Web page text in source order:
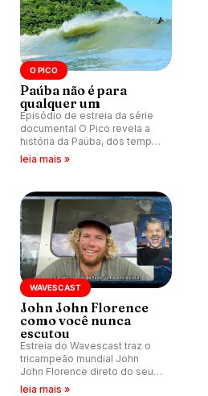
O PICO
Paúba não é para
qualquer um
Episódio de estreia da série
documental O Pico revela a
história da Paúba, dos tempos
de segredo e nomes falsos
sempre a vida de Taiu Bueno.
leia mais »
WAVESCAST
John John Florence
como você nunca
escutou
Estreia do Wavescast traz o
tricampeão mundial John
John Florence direto do seu
veleiro enquanto navega pelo
leia mais »